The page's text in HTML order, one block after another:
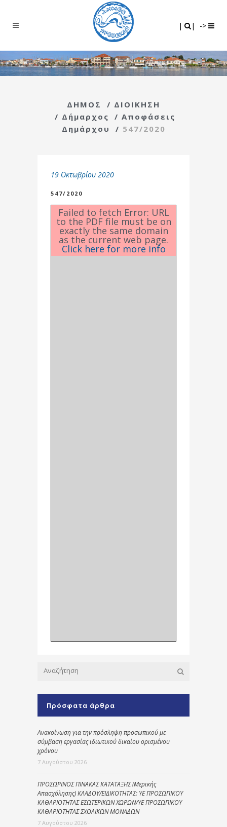
| | ->
ΔΗΜΟΣ / ΔΙΟΙΚΗΣΗ
/ Δήμαρχος / Αποφάσεις
Δημάρχου
/ 547/2020
19 Οκτωβρίου 2020
547/2020
Failed to fetch Error: URL
to the PDF file must be on
exactly the same domain
as the current web page.
Click here for more info
Πρόσφατα άρθρα
Ανακοίνωση για την πρόσληψη προσωπικού με
σύμβαση εργασίας ιδιωτικού δικαίου ορισμένου
χρόνου
7 Αυγούστου 2026
ΠΡΟΣΩΡΙΝΟΣ ΠΙΝΑΚΑΣ ΚΑΤΑΤΑΞΗΣ (Μερικής
Απασχόλησης) ΚΛΑΔΟΥ/ΕΙΔΙΚΟΤΗΤΑΣ: ΥΕ ΠΡΟΣΩΠΙΚΟΥ
ΚΑΘΑΡΙΟΤΗΤΑΣ ΕΣΩΤΕΡΙΚΩΝ ΧΩΡΩΝ/ΥΕ ΠΡΟΣΩΠΙΚΟΥ
ΚΑΘΑΡΙΟΤΗΤΑΣ ΣΧΟΛΙΚΩΝ ΜΟΝΑΔΩΝ
7 Αυγούστου 2026